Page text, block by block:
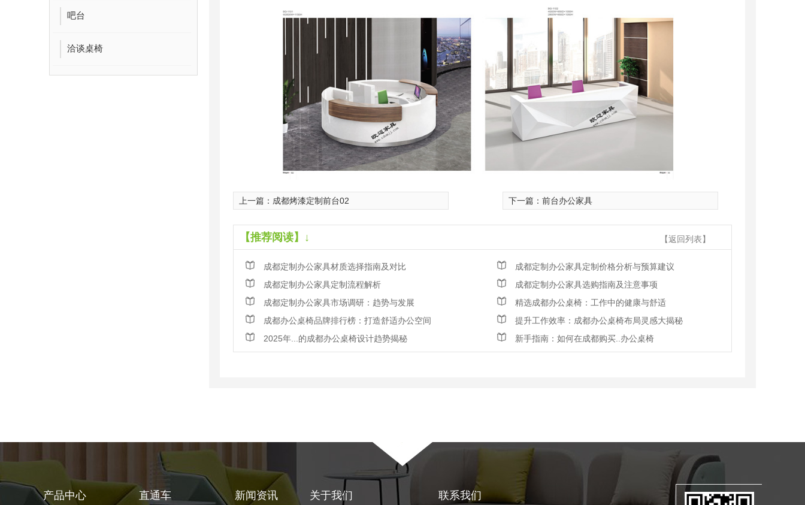
吧台
洽谈桌椅
上一篇： 成都烤漆定制前台02 下一篇： 前台办公家具
【返回列表】
【推荐阅读】↓
成都定制办公家具材质选择指南及对比
成都定制办公家具定制价格分析与预算建议
成都定制办公家具定制流程解析
成都定制办公家具选购指南及注意事项
成都定制办公家具市场调研：趋势与发展
精选成都办公桌椅：工作中的健康与舒适
成都办公桌椅品牌排行榜：打造舒适办公空间
提升工作效率：成都办公桌椅布局灵感大揭秘
2025年...的成都办公桌椅设计趋势揭秘
新手指南：如何在成都购买..办公桌椅
产品中心 直通车 新闻资讯 关于我们 联系我们